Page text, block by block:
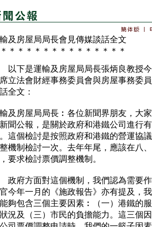
及房屋局局長會見傳媒談話全文
＊＊＊＊＊＊＊＊＊＊＊＊＊＊＊
下是運輸及房屋局局長張炳良教授今
立法會財經事務委員會與房屋事務委
全文：
及房屋局局長︰各位新聞界朋友，大
聞公報，是關於政府和港鐵公司進行
這個檢討是按照政府和港鐵的營運協
機制檢討一次。去年年尾，應該在八
要求檢討票價調整機制。
府方面對這個機制，我們認為需要作
今年一月的《施政報告》亦有提及，
夠包含三個主要因素︰（一）港鐵的
況及（三）市民的負擔能力。這三個